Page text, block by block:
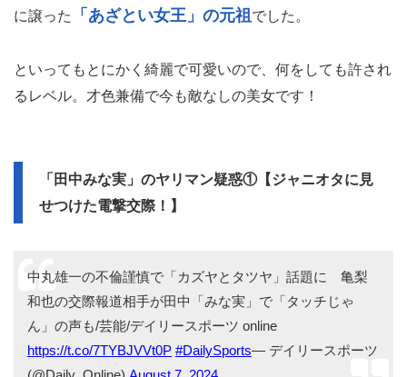
に譲った
「あざとい女王」の元祖でした。
といってもとにかく綺麗で可愛いので、何をしても許され
るレベル。才色兼備で今も敵なしの美女です！
「田中みな実」のヤリマン疑惑①【ジャニオタに見
せつけた電撃交際！】
中丸雄一の不倫謹慎で「カズヤとタツヤ」話題に 亀梨
和也の交際報道相手が田中「みな実」で「タッチじゃ
ん」の声も/芸能/デイリースポーツ online
https://t.co/7TYBJVVt0P #DailySports— デイリースポーツ